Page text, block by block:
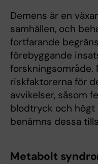
Demens är en
samhällen, och
fortfarande
förebyggande
forskningsområde.
riskfaktorerna för
avvikelser, såsom
blodtryck och högt
benämns dessa
Metabolt